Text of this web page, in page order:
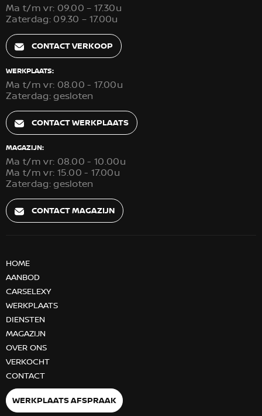
Ma t/m vr: 09.00 – 17.30u
Zaterdag: 09.30 – 17.00u
CONTACT VERKOOP
WERKPLAATS:
Ma t/m vr: 08.00 - 17.00u
Zaterdag: gesloten
CONTACT WERKPLAATS
MAGAZIJN:
Ma t/m vr: 08.00 - 10.00u
Ma t/m vr: 15.00 - 17.00u
Zaterdag: gesloten
CONTACT MAGAZIJN
HOME
AANBOD
CARSELEXY
WERKPLAATS
DIENSTEN
MAGAZIJN
OVER ONS
VERKOCHT
CONTACT
WERKPLAATS AFSPRAAK